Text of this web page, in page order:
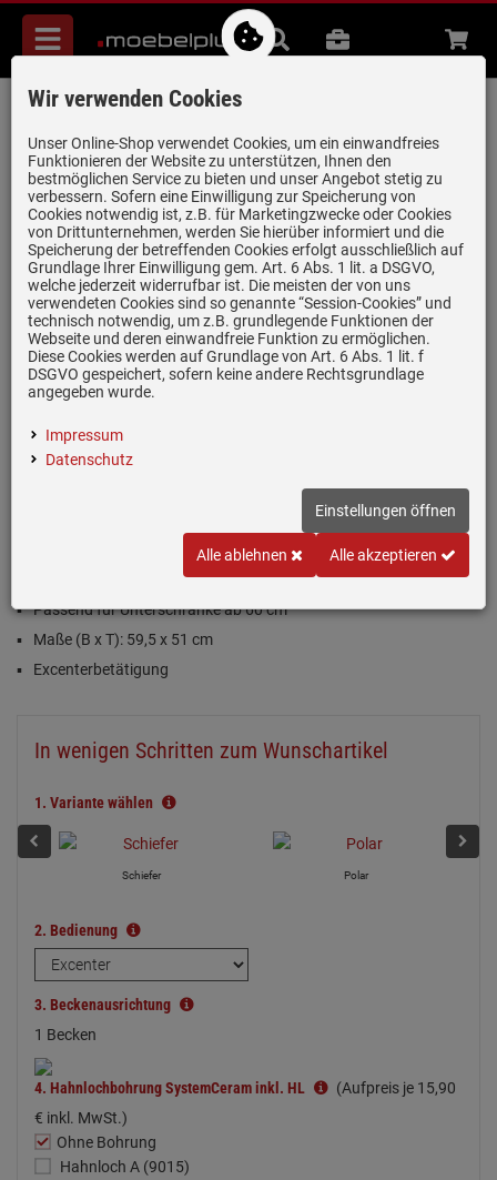
Menü
Suche
B2B Beratung
Systemceram Mera 60 Fango
Keramikspüle Excenterbetätigung
Artikel-Nummer:19947181 | Herstellernummer: 5098 02 23 |
EAN:4050697057791
Inklusive 5 Jahre Garantie
Fango (Grau-Braun), matt
Passend für Unterschränke ab 60 cm
Maße (B x T): 59,5 x 51 cm
Excenterbetätigung
In wenigen Schritten zum Wunschartikel
1. Variante wählen
Schiefer Polar
2. Bedienung
3. Beckenausrichtung
1 Becken
4. Hahnlochbohrung SystemCeram inkl. HL (Aufpreis je 15,90
€ inkl. MwSt.)
Ohne Bohrung
Hahnloch A (9015)
Wir verwenden Cookies
Unser Online-Shop verwendet Cookies, um ein einwandfreies
Funktionieren der Website zu unterstützen, Ihnen den
bestmöglichen Service zu bieten und unser Angebot stetig zu
verbessern. Sofern eine Einwilligung zur Speicherung von
Cookies notwendig ist, z.B. für Marketingzwecke oder Cookies
von Drittunternehmen, werden Sie hierüber informiert und die
Speicherung der betreffenden Cookies erfolgt ausschließlich auf
Grundlage Ihrer Einwilligung gem. Art. 6 Abs. 1 lit. a DSGVO,
welche jederzeit widerrufbar ist. Die meisten der von uns
verwendeten Cookies sind so genannte “Session-Cookies” und
technisch notwendig, um z.B. grundlegende Funktionen der
Webseite und deren einwandfreie Funktion zu ermöglichen.
Diese Cookies werden auf Grundlage von Art. 6 Abs. 1 lit. f
DSGVO gespeichert, sofern keine andere Rechtsgrundlage
angegeben wurde.
Impressum
Datenschutz
Einstellungen öffnen
Alle ablehnen Alle akzeptieren